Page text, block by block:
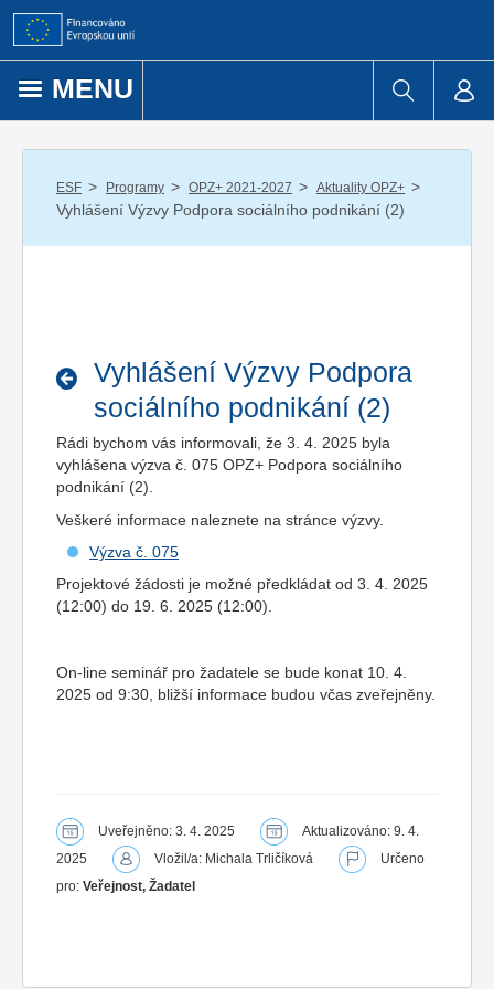
Přejít k obsahu
MENU
ESF / Programy / OPZ+ 2021-2027 / Aktuality OPZ+ /
Vyhlášení Výzvy Podpora sociálního podnikání (2)
Vyhlášení Výzvy Podpora
sociálního podnikání (2)
Rádi bychom vás informovali, že 3. 4. 2025 byla
vyhlášena výzva č. 075 OPZ+ Podpora sociálního
podnikání (2).
Veškeré informace naleznete na stránce výzvy.
Výzva č. 075
Projektové žádosti je možné předkládat od 3. 4. 2025
(12:00) do 19. 6. 2025 (12:00).
On-line seminář pro žadatele se bude konat 10. 4.
2025 od 9:30, bližší informace budou včas zveřejněny.
Uveřejněno: 3. 4. 2025
Aktualizováno: 9. 4.
2025
Vložil/a: Michala Trličíková
Určeno
pro: Veřejnost, Žadatel